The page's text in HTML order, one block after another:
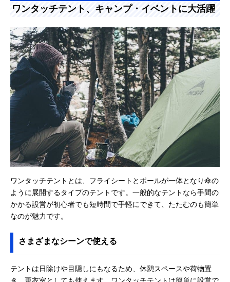
ワンタッチテント、キャンプ・イベントに大活躍
ワンタッチテントとは、フライシートとポールが一体となり傘の
ように展開するタイプのテントです。一般的なテントなら手間の
かかる設営が初心者でも短時間で手軽にできて、たたむのも簡単
なのが魅力です。
さまざまなシーンで使える
テントは日除けや目隠しにもなるため、休憩スペースや荷物置
き、更衣室としても使えます。ワンタッチテントは簡単に設営で